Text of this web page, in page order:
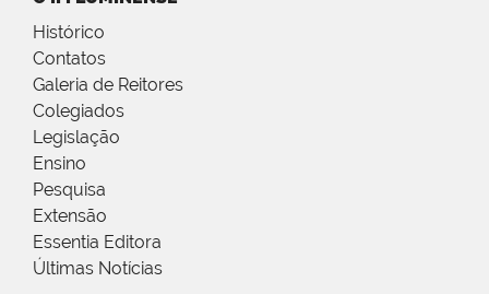
Histórico
Contatos
Galeria de Reitores
Colegiados
Legislação
Ensino
Pesquisa
Extensão
Essentia Editora
Últimas Notícias